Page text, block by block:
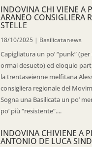
INDOVINA CHI VIENE A
ARANEO CONSIGLIERA
STELLE
18/10/2025 | Basilicatanews
Capigliatura un po’ “punk”
ormai desueto) ed eloquio
la trentaseienne melfitana
consigliera regionale del
Sogna una Basilicata un po’
po’ più “resistente”....
INDOVINA CHIVIENE A
ANTONIO DE LUCA